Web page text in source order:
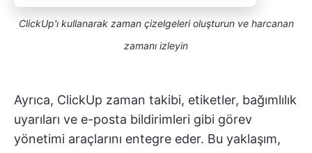
ClickUp'ı kullanarak zaman çizelgeleri oluşturun ve harcanan
zamanı izleyin
Ayrıca, ClickUp zaman takibi, etiketler, bağımlılık
uyarıları ve e-posta bildirimleri gibi görev
yönetimi araçlarını entegre eder. Bu yaklaşım,